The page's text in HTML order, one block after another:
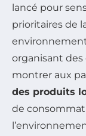
lancé pour
prioritaires de
organisant des
montrer aux
des produits
de